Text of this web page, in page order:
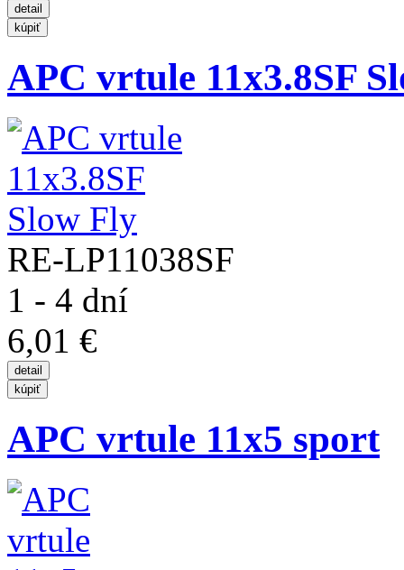
APC vrtule 11x3.8SF
RE-LP11038SF
1 - 4 dní
6,01 €
APC vrtule 11x5 sport